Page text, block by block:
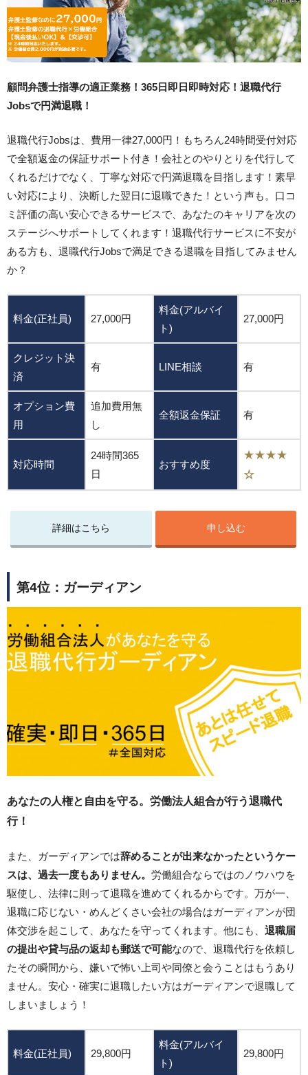
顧問弁護士指導の適正業務！365日即日即時対応！退職代行
Jobsで円満退職！
退職代行Jobsは、費用一律27,000円！もちろん24時間受付対応
で全額返金の保証サポート付き！会社とのやりとりを代行して
くれるだけでなく、丁寧な対応で円満退職を目指します！素早
い対応により、決断した翌日に退職できた！という声も。口コ
ミ評価の高い安心できるサービスで、あなたのキャリアを次の
ステージへサポートしてくれます！退職代行サービスに不安が
ある方も、退職代行Jobsで満足できる退職を目指してみません
か？
料金(正社員) 27,000円
料金(アルバイ
ト)
27,000円
クレジット決
済
有 LINE相談 有
オプション費
用
追加費用無
し
全額返金保証 有
対応時間
24時間365
日
おすすめ度
★★★★
☆
詳細はこちら 申し込む
第4位：ガーディアン
あなたの人権と自由を守る。労働法人組合が行う退職代
行！
また、ガーディアンでは辞めることが出来なかったというケー
スは、過去一度もありません。 労働組合ならではのノウハウを
駆使し、法律に則って退職を進めてくれるからです。万が一、
退職に応じない・めんどくさい会社の場合はガーディアンが団
体交渉を起こして、あなたを守ってくれます。他にも、 退職届
の提出や貸与品の返却も郵送で可能なので、退職代行を依頼し
たその瞬間から、嫌いで怖い上司や同僚と会うことはもうあり
ません。安心・確実に退職したい方はガーディアンで退職して
しまいましょう！
料金(正社員) 29,800円
料金(アルバイ
ト)
29,800円